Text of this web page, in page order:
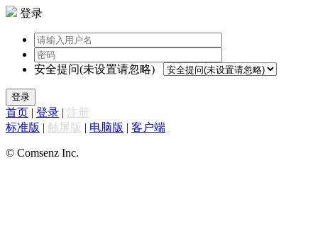
登录
安全提问(未设置请忽略)
登录
首页 | 登录 | 注册
标准版 | 触屏版 | 电脑版 | 客户端
© Comsenz Inc.